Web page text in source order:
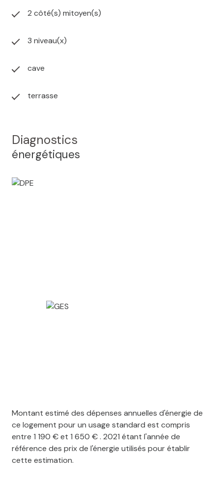
2 côté(s) mitoyen(s)
3 niveau(x)
cave
terrasse
Diagnostics
énergétiques
Montant estimé des dépenses annuelles d'énergie de
ce logement pour un usage standard est compris
entre 1 190 € et 1 650 € . 2021 étant l'année de
référence des prix de l'énergie utilisés pour établir
cette estimation.